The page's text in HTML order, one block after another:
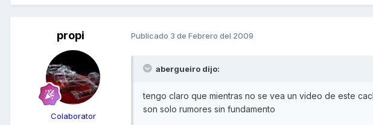
propi
Colaborator
Publicado 3 de Febrero del 2009
abergueiro dijo:
tengo claro que mientras no se vea un video de este
son solo rumores sin fundamento